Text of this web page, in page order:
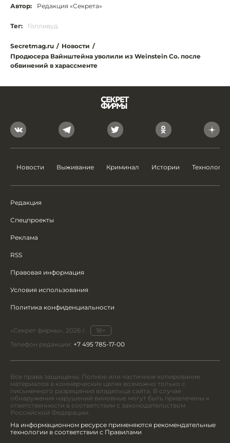
Автор: Редакция «Секрета»
Тег: Голливуд
Secretmag.ru / Новости /
Продюсера Вайнштейна уволили из Weinstein Co. после
обвинений в харассменте
Новости Выживание Криминал Истории Технологии
Редакция
Спецпроекты
Реклама
RSS
Правовая информация
Условия использования
Политика конфиденциальности
«Секрет фирмы», 2026 г.
18+
Телефон редакции: +7 495 785-17-00
Все права защищены. Полное или частичное копирование
материалов в коммерческих целях возможно только с
письменного разрешения владельца сайта. В случае
обнаружения нарушений виновные могут быть привлечены к
ответственности в соответствии с законодательством
Российской Федерации.
На информационном ресурсе применяются рекомендательные
технологии в соответствии с Правилами